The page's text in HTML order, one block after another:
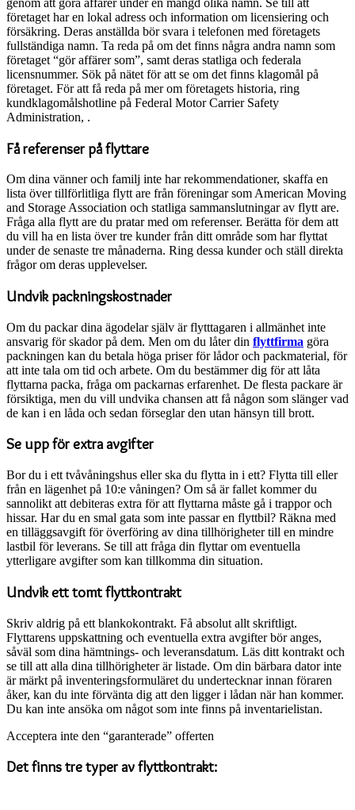
företaget har en lokal adress och information om licensiering och
försäkring. Deras anställda bör svara i telefonen med företagets
fullständiga namn. Ta reda på om det finns några andra namn som
företaget “gör affärer som”, samt deras statliga och federala
licensnummer. Sök på nätet för att se om det finns klagomål på
företaget. För att få reda på mer om företagets historia, ring
kundklagomålshotline på Federal Motor Carrier Safety
Administration, .
Få referenser på flyttare
Om dina vänner och familj inte har rekommendationer, skaffa en
lista över tillförlitliga flytt are från föreningar som American Moving
and Storage Association och statliga sammanslutningar av flytt are.
Fråga alla flytt are du pratar med om referenser. Berätta för dem att
du vill ha en lista över tre kunder från ditt område som har flyttat
under de senaste tre månaderna. Ring dessa kunder och ställ direkta
frågor om deras upplevelser.
Undvik packningskostnader
Om du packar dina ägodelar själv är flytttagaren i allmänhet inte
ansvarig för skador på dem. Men om du låter din flyttfirma göra
packningen kan du betala höga priser för lådor och packmaterial, för
att inte tala om tid och arbete. Om du bestämmer dig för att låta
flyttarna packa, fråga om packarnas erfarenhet. De flesta packare är
försiktiga, men du vill undvika chansen att få någon som slänger vad
de kan i en låda och sedan förseglar den utan hänsyn till brott.
Se upp för extra avgifter
Bor du i ett tvåvåningshus eller ska du flytta in i ett? Flytta till eller
från en lägenhet på 10:e våningen? Om så är fallet kommer du
sannolikt att debiteras extra för att flyttarna måste gå i trappor och
hissar. Har du en smal gata som inte passar en flyttbil? Räkna med
en tilläggsavgift för överföring av dina tillhörigheter till en mindre
lastbil för leverans. Se till att fråga din flyttar om eventuella
ytterligare avgifter som kan tillkomma din situation.
Undvik ett tomt flyttkontrakt
Skriv aldrig på ett blankokontrakt. Få absolut allt skriftligt.
Flyttarens uppskattning och eventuella extra avgifter bör anges,
såväl som dina hämtnings- och leveransdatum. Läs ditt kontrakt och
se till att alla dina tillhörigheter är listade. Om din bärbara dator inte
är märkt på inventeringsformuläret du undertecknar innan föraren
åker, kan du inte förvänta dig att den ligger i lådan när han kommer.
Du kan inte ansöka om något som inte finns på inventarielistan.
Acceptera inte den “garanterade” offerten
Det finns tre typer av flyttkontrakt: